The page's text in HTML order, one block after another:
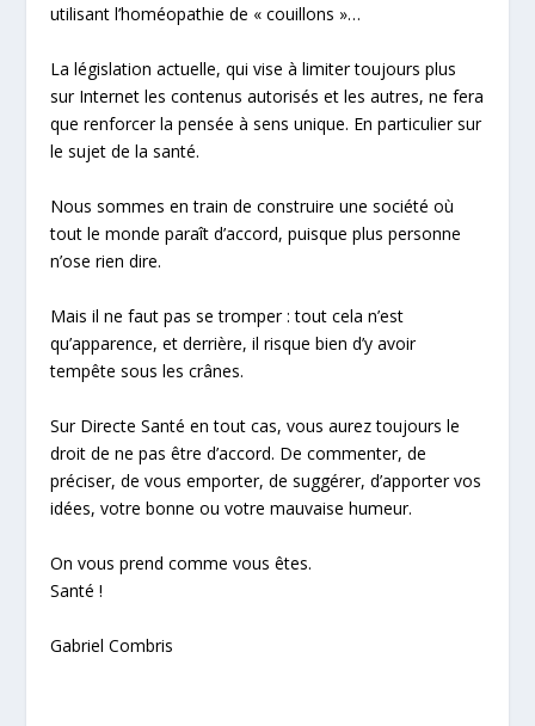
utilisant l’homéopathie de « couillons »…
La législation actuelle, qui vise à limiter toujours plus
sur Internet les contenusautoriséset les autres, ne fera
que renforcer la pensée à sens unique. En particulier sur
le sujet de la santé.
Nous sommes en train de construire une société où
tout le monde paraît d’accord, puisque plus personne
n’ose rien dire.
Mais il ne faut pas se tromper : tout cela n’est
qu’apparence, et derrière, il risque bien d’y avoir
tempête sous les crânes.
Sur Directe Santé en tout cas, vous aurez toujours le
droit de ne pas être d’accord. De commenter, de
préciser, de vous emporter, de suggérer, d’apporter vos
idées, votre bonne ou votre mauvaise humeur.
On vous prend comme vous êtes.
Santé !
Gabriel Combris